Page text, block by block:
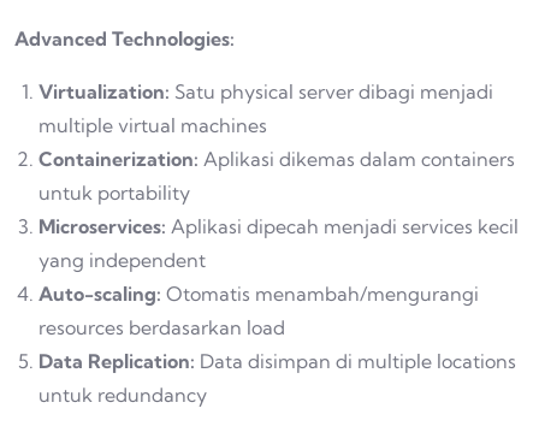
Advanced Technologies:
Virtualization: Satu physical server dibagi menjadi
multiple virtual machines
Containerization: Aplikasi dikemas dalam containers
untuk portability
Microservices: Aplikasi dipecah menjadi services kecil
yang independent
Auto-scaling: Otomatis menambah/mengurangi
resources berdasarkan load
Data Replication: Data disimpan di multiple locations
untuk redundancy